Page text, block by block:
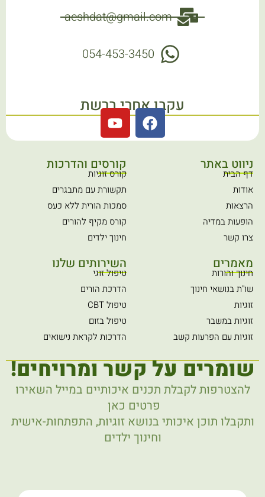
aeshdat@gmail.com
054-453-3450
עקבו אחרי ברשת
F
a
c
Y
o
u
t
u
b
e
ניווט באתר
דף הבית
אודות
הרצאות
הופעות במדיה
צרו קשר
קורסים והדרכות
קורס זוגיות
תקשורת עם מתבגרים
סמכות הורית ללא כעס
קורס מקיף להורים
חינוך ילדים
מאמרים
חינוך והורות
שו"ת בנושאי חינוך
זוגיות
זוגיות במשבר
זוגיות עם הפרעות קשב
השירותים שלנו
טיפול זוגי
הדרכת הורים
טיפול CBT
טיפול בזום
הדרכות לקראת נישואים
שומרים על קשר ומרויחים!
להצטרפות לקבלת תכנים איכותיים במייל השאירו
פרטים כאן
ותקבלו תוכן איכותי בנושא זוגיות, התפתחות-אישית
וחינוך ילדים